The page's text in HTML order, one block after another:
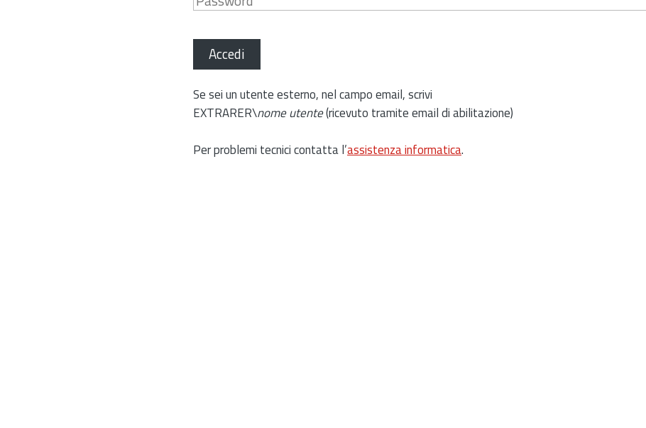
Accedi
Se sei un utente esterno, nel campo email, scrivi
EXTRARER\nome utente(ricevuto tramite email di abilitazione)
Per problemi tecnici contatta l’assistenza informatica.